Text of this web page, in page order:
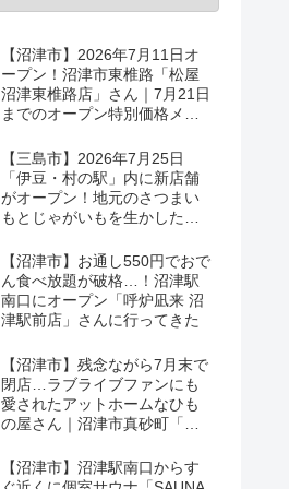
【沼津市】2026年7月11日オ
ープン！沼津市東椎路「松屋
沼津東椎路店」さん｜7月21日
までのオープン特別価格メニ
【三島市】2026年7月25日
「伊豆・村の駅」内に新店舗
がオープン！地元のさつまい
もとじゃがいもを生かしたベ
と足お先に実食レポ【PR】
【沼津市】お通し550円でおで
ん食べ放題が破格…！沼津駅
南口にオープン「呼炉凪来 沼
津駅前店」さんに行ってきた
【沼津市】残念ながら7月末で
閉店…ラブライブファンにも
愛されたアットホームなひも
の屋さん｜沼津市真砂町「渡
【沼津市】沼津駅南口からす